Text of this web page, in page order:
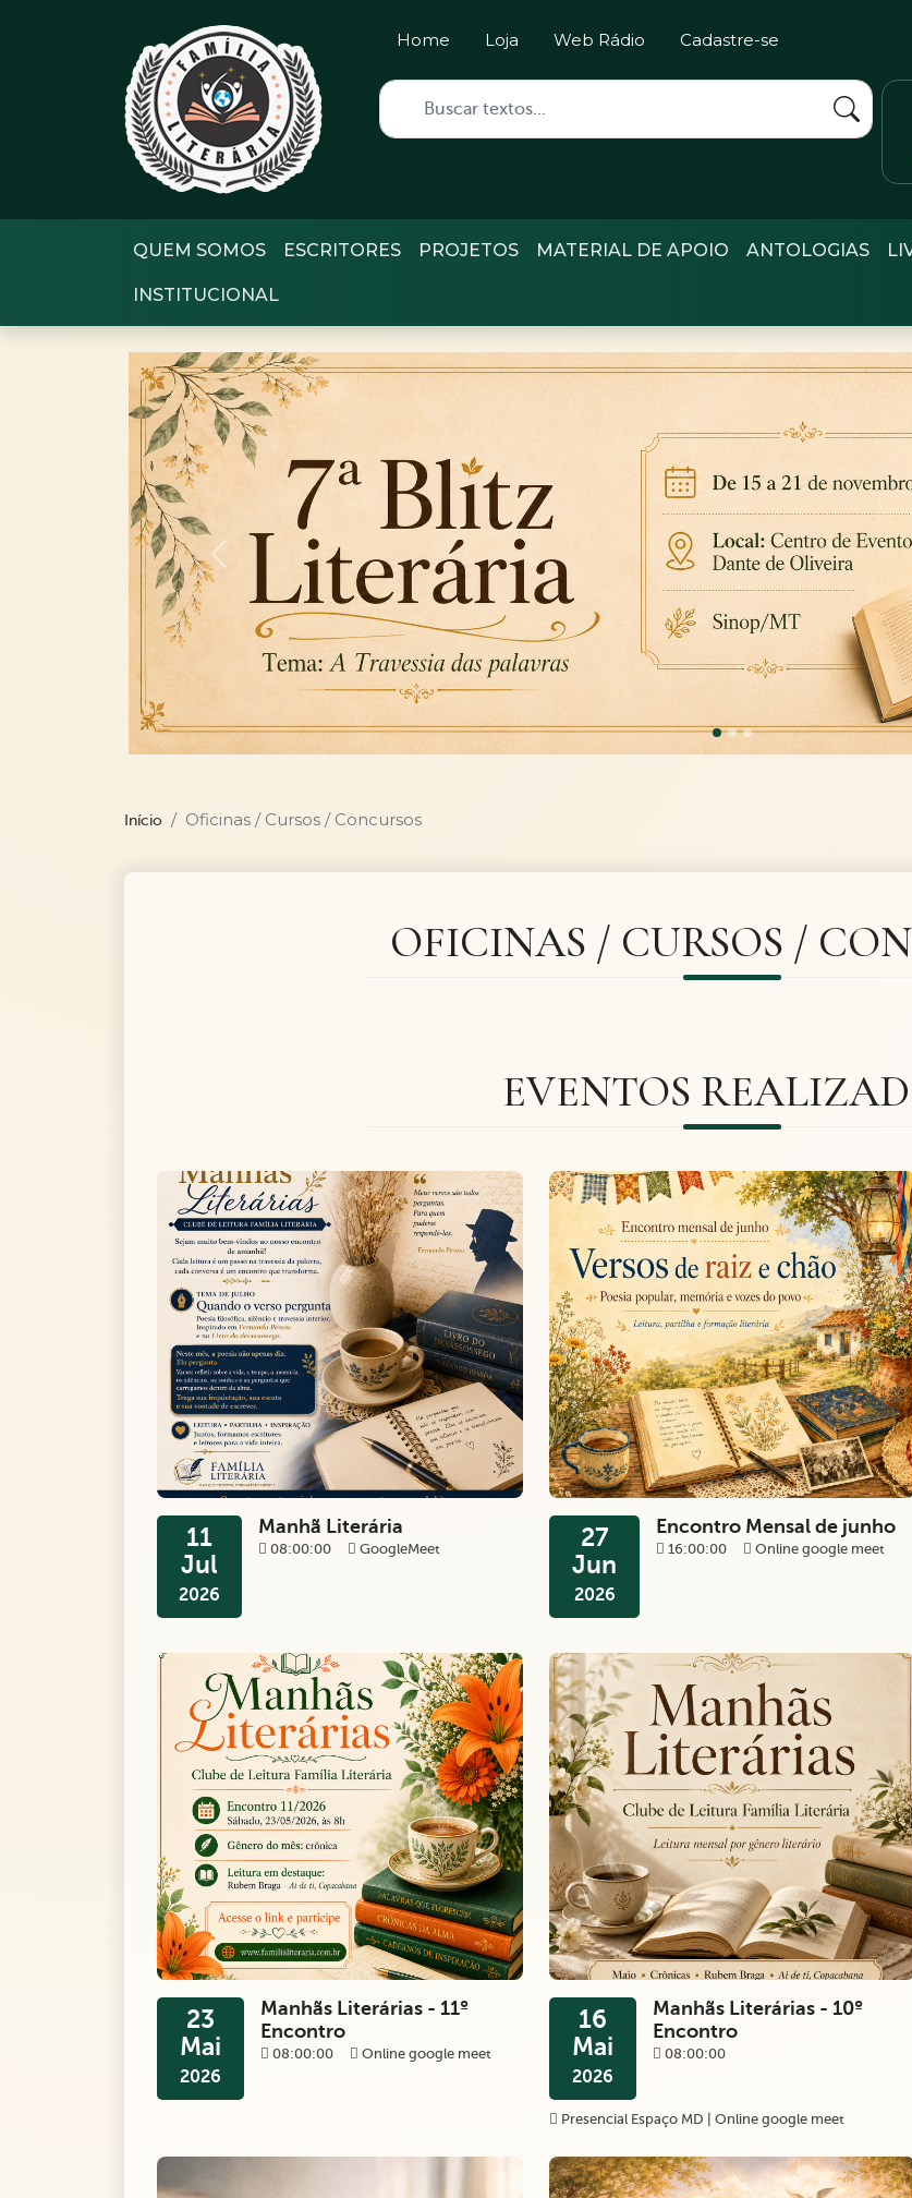
Home Loja Web Rádio Cadastre-se
QUEM SOMOS ESCRITORES PROJETOS MATERIAL DE APOIO ANTOLOGIAS
INSTITUCIONAL
Previous
Início Oficinas / Cursos / Concursos
OFICINAS / CURSOS /
EVENTOS
11
Jul
2026
Manhã Literária
08:00:00 GoogleMeet
27
Jun
2026
Encontro Mensal de junho
16:00:00 Online google meet
23
Mai
2026
Manhãs Literárias - 11º
Encontro
08:00:00 Online google meet
16
Mai
2026
Manhãs Literárias - 10º
Encontro
08:00:00
Presencial Espaço MD | Online google meet